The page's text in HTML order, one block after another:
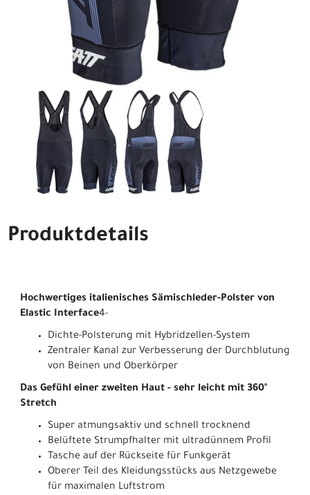
Produktdetails
Hochwertiges italienisches Sämischleder-Polster von
Elastic Interface4-
Dichte-Polsterung mit Hybridzellen-System
Zentraler Kanal zur Verbesserung der Durchblutung
von Beinen und Oberkörper
Das Gefühl einer zweiten Haut - sehr leicht mit 360°
Stretch
Super atmungsaktiv und schnell trocknend
Belüftete Strumpfhalter mit ultradünnem Profil
Tasche auf der Rückseite für Funkgerät
Oberer Teil des Kleidungsstücks aus Netzgewebe
für maximalen Luftstrom